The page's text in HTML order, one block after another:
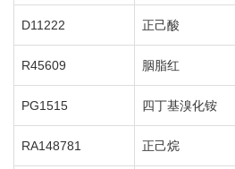
D11222 正己酸
R45609 胭脂红
PG1515 四丁基溴化铵
RA148781 正己烷